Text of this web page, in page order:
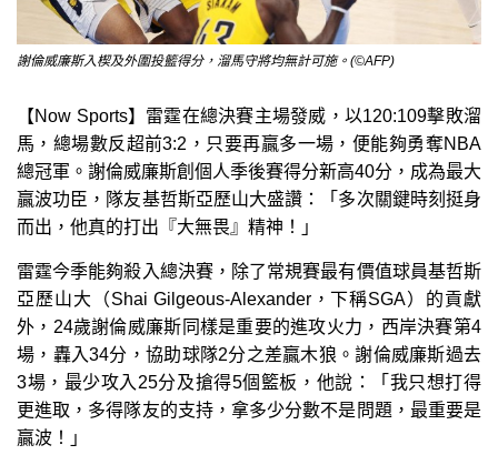
謝倫威廉斯入楔及外圍投籃得分，溜馬守將均無計可施。(©AFP)
【Now Sports】雷霆在總決賽主場發威，以120:109擊敗溜
馬，總場數反超前3:2，只要再贏多一場，便能夠勇奪NBA
總冠軍。謝倫威廉斯創個人季後賽得分新高40分，成為最大
贏波功臣，隊友基哲斯亞歷山大盛讚：「多次關鍵時刻挺身
而出，他真的打出『大無畏』精神！」
雷霆今季能夠殺入總決賽，除了常規賽最有價值球員基哲斯
亞歷山大（Shai Gilgeous-Alexander，下稱SGA）的貢獻
外，24歲謝倫威廉斯同樣是重要的進攻火力，西岸決賽第4
場，轟入34分，協助球隊2分之差贏木狼。謝倫威廉斯過去
3場，最少攻入25分及搶得5個籃板，他說：「我只想打得
更進取，多得隊友的支持，拿多少分數不是問題，最重要是
贏波！」